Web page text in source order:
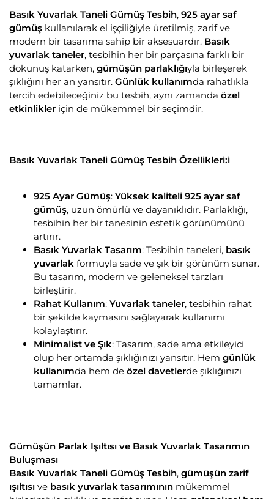
Basık Yuvarlak Taneli Gümüş Tesbih, 925 ayar saf
gümüş kullanılarak el işçiliğiyle üretilmiş, zarif ve
modern bir tasarıma sahip bir aksesuardır. Basık
yuvarlak taneler, tesbihin her bir parçasına farklı bir
dokunuş katarken, gümüşün parlaklığıyla birleşerek
şıklığını her an yansıtır. Günlük kullanımda rahatlıkla
tercih edebileceğiniz bu tesbih, aynı zamanda özel
etkinlikler için de mükemmel bir seçimdir.
Basık Yuvarlak Taneli Gümüş Tesbih Özellikleri:i
925 Ayar Gümüş: Yüksek kaliteli 925 ayar saf
gümüş, uzun ömürlü ve dayanıklıdır. Parlaklığı,
tesbihin her bir tanesinin estetik görünümünü
artırır.
Basık Yuvarlak Tasarım: Tesbihin taneleri, basık
yuvarlak formuyla sade ve şık bir görünüm sunar.
Bu tasarım, modern ve geleneksel tarzları
birleştirir.
Rahat Kullanım: Yuvarlak taneler, tesbihin rahat
bir şekilde kaymasını sağlayarak kullanımı
kolaylaştırır.
Minimalist ve Şık: Tasarım, sade ama etkileyici
olup her ortamda şıklığınızı yansıtır. Hem günlük
kullanımda hem de özel davetlerde şıklığınızı
tamamlar.
Gümüşün Parlak Işıltısı ve Basık Yuvarlak Tasarımın
Buluşması
Basık Yuvarlak Taneli Gümüş Tesbih, gümüşün zarif
ışıltısı ve basık yuvarlak tasarımının mükemmel